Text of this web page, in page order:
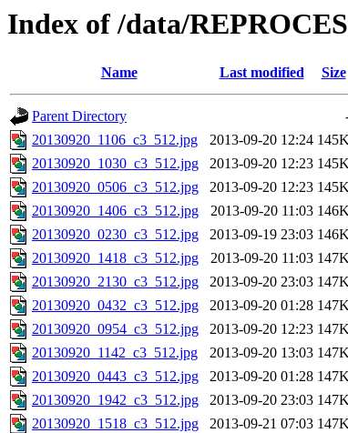
Index of /data/
Name Last modified Size
Parent Directory
20130920_1106_c3_512.jpg
2013-09-20 12:24
20130920_1030_c3_512.jpg
2013-09-20 12:23
20130920_0506_c3_512.jpg
2013-09-20 12:23
20130920_1406_c3_512.jpg
2013-09-20 11:03
20130920_0230_c3_512.jpg
2013-09-19 23:03
20130920_1418_c3_512.jpg
2013-09-20 11:03
20130920_2130_c3_512.jpg
2013-09-20 23:03
20130920_0432_c3_512.jpg
2013-09-20 01:28
20130920_0954_c3_512.jpg
2013-09-20 12:23
20130920_1142_c3_512.jpg
2013-09-20 13:03
20130920_0443_c3_512.jpg
2013-09-20 01:28
20130920_1942_c3_512.jpg
2013-09-20 23:03
20130920_1518_c3_512.jpg
2013-09-21 07:03